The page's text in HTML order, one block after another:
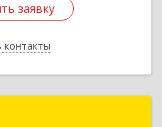
заявку
контакты
заявку